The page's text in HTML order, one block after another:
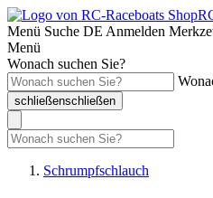
Menü Suche DE Anmelden
Menü
Wonach suchen Sie?
schließenschließen
Schrumpfschlauch